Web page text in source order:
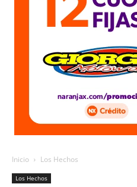
Inicio Los Hechos
Los Hechos